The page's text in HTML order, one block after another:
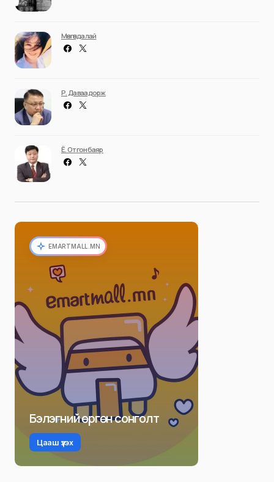
Мөнгөндалай
Р. Даваадорж
Ё. Отгонбаяр
EMARTMALL.MN
Бэлэгний өргөн сонголт
Цааш үзэх